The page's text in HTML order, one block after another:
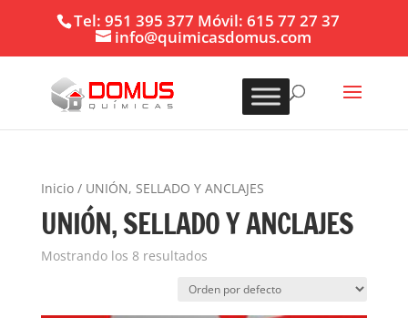
Tel: 951 395 377 Móvil: 615 77 27 37
info@quimicasdomus.com
Inicio/ UNIÓN, SELLADO Y ANCLAJES
UNIÓN, SELLADO Y ANCLAJES
Mostrando los 8 resultados